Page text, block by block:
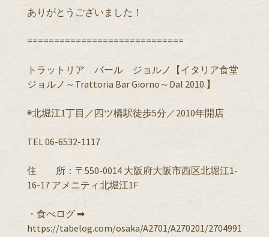
ありがとうございました！
=============================
トラットリア バール ジョルノ【イタリア食堂
ジョルノ～Trattoria Bar Giorno～Dal 2010.】
◉北堀江1丁目／四ツ橋駅徒歩5分／2010年開店
TEL 06-6532-1117
住 所：〒550-0014 大阪府大阪市西区北堀江1-
16-17 アメニティ北堀江1F
・食べログ ➡︎
https://tabelog.com/osaka/A2701/A270201/2704991